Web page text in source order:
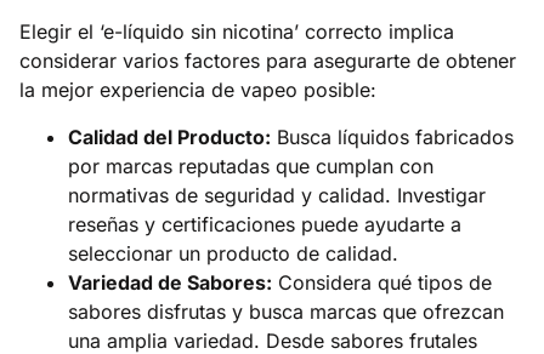
Elegir el ‘e-líquido sin nicotina’ correcto implica
considerar varios factores para asegurarte de obtener
la mejor experiencia de vapeo posible:
Calidad del Producto: Busca líquidos fabricados
por marcas reputadas que cumplan con
normativas de seguridad y calidad. Investigar
reseñas y certificaciones puede ayudarte a
seleccionar un producto de calidad.
Variedad de Sabores: Considera qué tipos de
sabores disfrutas y busca marcas que ofrezcan
una amplia variedad. Desde sabores frutales